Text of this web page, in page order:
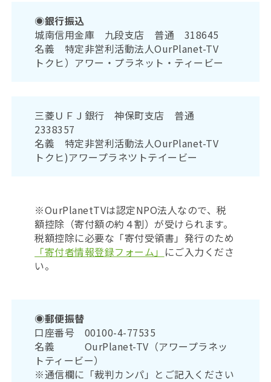
◉銀行振込
城南信用金庫 九段支店 普通 318645
名義 特定非営利活動法人OurPlanet-TV
トクヒ）アワー・プラネット・ティービー
三菱ＵＦＪ銀行 神保町支店 普通
2338357
名義 特定非営利活動法人OurPlanet-TV
トクヒ)アワープラネツトテイービー
※OurPlanetTVは認定NPO法人なので、税
額控除（寄付額の約４割）が受けられます。
税額控除に必要な「寄付受領書」発行のため
「寄付者情報登録フォーム」 にご入力くださ
い。
◉郵便振替
口座番号 00100-4-77535
名義 OurPlanet-TV（アワープラネッ
トティービー）
※通信欄に「裁判カンパ」とご記入ください